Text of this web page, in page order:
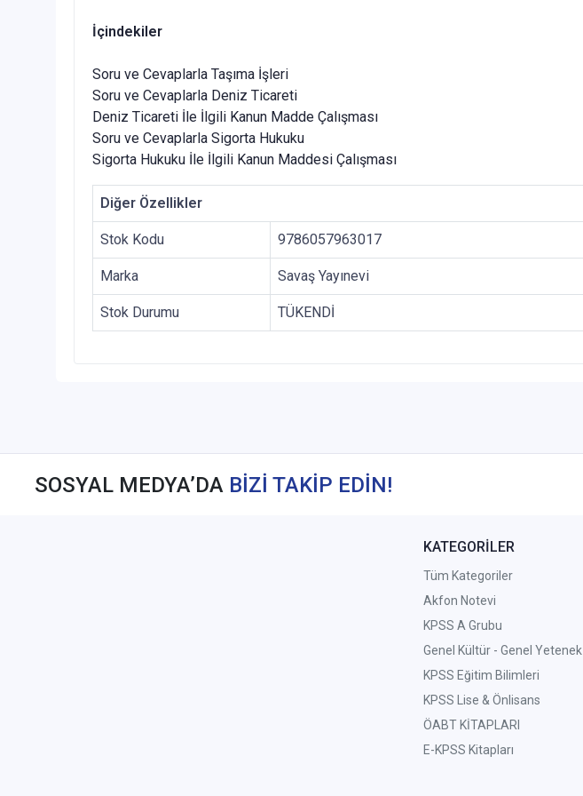
İçindekiler
Soru ve Cevaplarla Taşıma İşleri
Soru ve Cevaplarla Deniz Ticareti
Deniz Ticareti İle İlgili Kanun Madde Çalışması
Soru ve Cevaplarla Sigorta Hukuku
Sigorta Hukuku İle İlgili Kanun Maddesi Çalışması
Diğer Özellikler
Stok Kodu 9786057963017
Marka Savaş Yayınevi
Stok Durumu TÜKENDİ
SOSYAL MEDYA’DA BİZİ TAKİP EDİN!
KATEGORİLER
Tüm Kategoriler
Akfon Notevi
KPSS A Grubu
Genel Kültür - Genel Yetenek
KPSS Eğitim Bilimleri
KPSS Lise & Önlisans
ÖABT KİTAPLARI
E-KPSS Kitapları